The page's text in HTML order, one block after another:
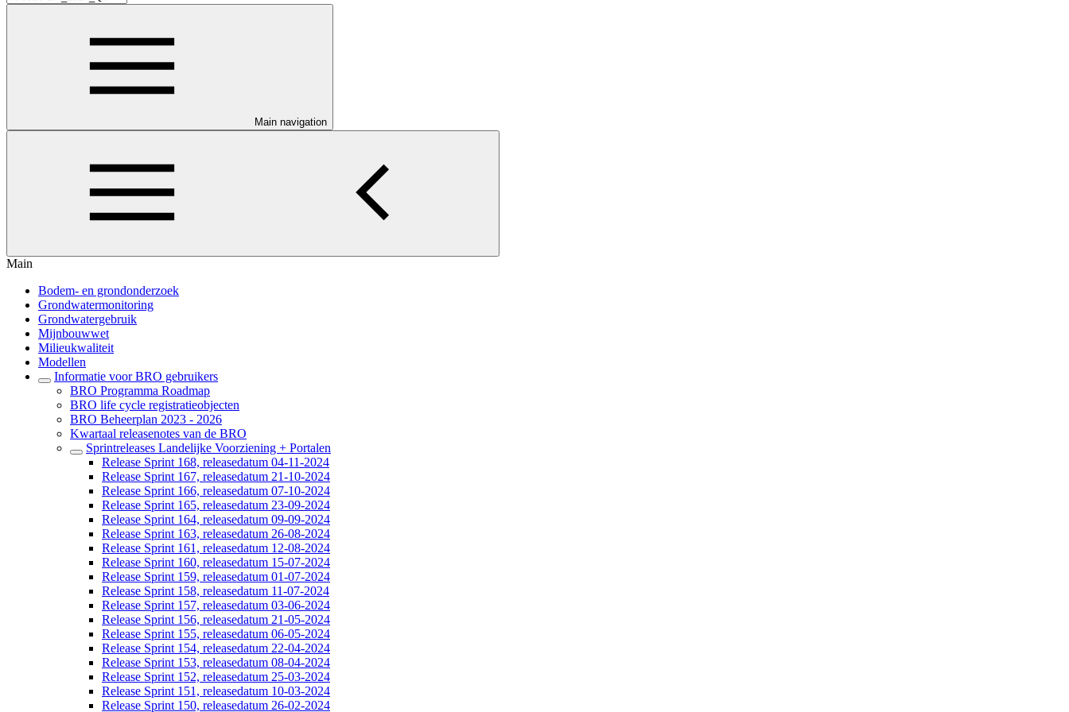
Main navigation
Main
Bodem- en grondonderzoek
Grondwatermonitoring
Grondwatergebruik
Mijnbouwwet
Milieukwaliteit
Modellen
Informatie voor BRO gebruikers
BRO Programma Roadmap
BRO life cycle registratieobjecten
BRO Beheerplan 2023 - 2026
Kwartaal releasenotes van de BRO
Sprintreleases Landelijke Voorziening + Portalen
Release Sprint 168, releasedatum 04-11-2024
Release Sprint 167, releasedatum 21-10-2024
Release Sprint 166, releasedatum 07-10-2024
Release Sprint 165, releasedatum 23-09-2024
Release Sprint 164, releasedatum 09-09-2024
Release Sprint 163, releasedatum 26-08-2024
Release Sprint 161, releasedatum 12-08-2024
Release Sprint 160, releasedatum 15-07-2024
Release Sprint 159, releasedatum 01-07-2024
Release Sprint 158, releasedatum 11-07-2024
Release Sprint 157, releasedatum 03-06-2024
Release Sprint 156, releasedatum 21-05-2024
Release Sprint 155, releasedatum 06-05-2024
Release Sprint 154, releasedatum 22-04-2024
Release Sprint 153, releasedatum 08-04-2024
Release Sprint 152, releasedatum 25-03-2024
Release Sprint 151, releasedatum 10-03-2024
Release Sprint 150, releasedatum 26-02-2024